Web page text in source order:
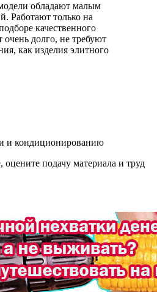
обладают малым
Работают только на
качественного
очень долго, не требуют
как изделия элитного
и кондиционированию
подачу материала и труд